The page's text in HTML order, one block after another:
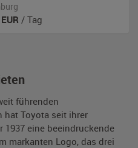
führenden
hat Toyota seit ihrer
1937 eine beeindruckende
markanten Logo, das drei
EUR / Tag